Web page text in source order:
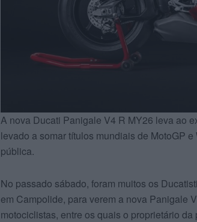
A nova Ducati Panigale V4 R MY26 leva ao
levado a somar títulos mundiais de MotoGP
pública.
No passado sábado, foram muitos os
em Campolide, para verem a nova Panigale
motociclistas, entre os quais o proprietário